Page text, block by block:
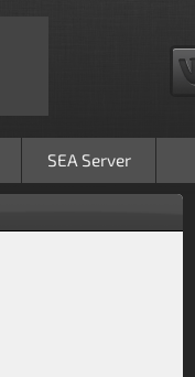
SEA Server